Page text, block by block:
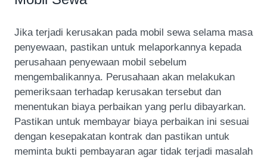
Jika terjadi kerusakan pada mobil sewa selama masa
penyewaan, pastikan untuk melaporkannya kepada
perusahaan penyewaan mobil sebelum
mengembalikannya. Perusahaan akan melakukan
pemeriksaan terhadap kerusakan tersebut dan
menentukan biaya perbaikan yang perlu dibayarkan.
Pastikan untuk membayar biaya perbaikan ini sesuai
dengan kesepakatan kontrak dan pastikan untuk
meminta bukti pembayaran agar tidak terjadi masalah